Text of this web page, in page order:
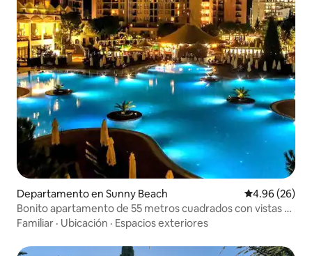
Departamento en Sunny Beach Calificación
4.96 (26)
Bonito apartamento de 55 metros cuadrados con vistas al
mar, wifi y caja fuerte gratis.
Familiar · Ubicación · Espacios exteriores